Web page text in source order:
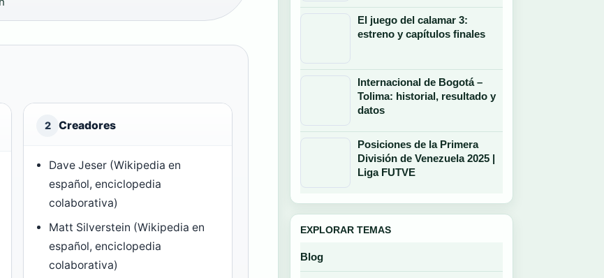
2 Creadores
Dave Jeser (Wikipedia en
español, enciclopedia
colaborativa)
Matt Silverstein (Wikipedia en
español, enciclopedia
colaborativa)
El juego del calamar 3:
estreno y capítulos finales
Internacional de Bogotá –
Tolima: historial, resultado y
datos
Posiciones de la Primera
División de Venezuela 2025 |
Liga FUTVE
EXPLORAR TEMAS
Blog